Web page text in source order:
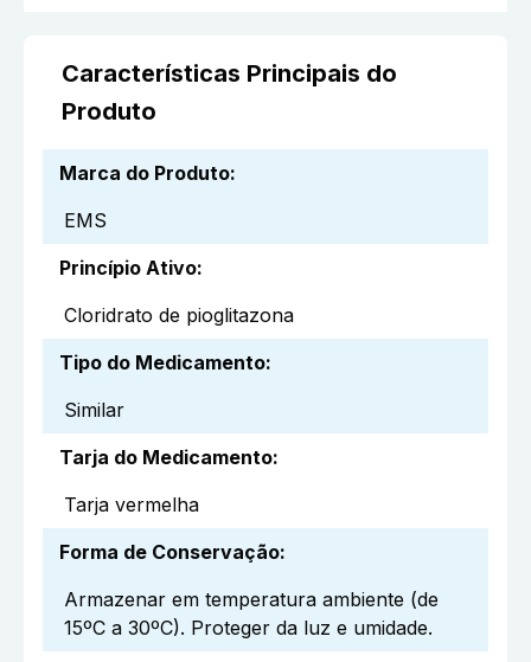
Características Principais do
Produto
Marca do Produto:
EMS
Princípio Ativo:
Cloridrato de pioglitazona
Tipo do Medicamento:
Similar
Tarja do Medicamento:
Tarja vermelha
Forma de Conservação:
Armazenar em temperatura ambiente (de
15ºC a 30ºC). Proteger da luz e umidade.